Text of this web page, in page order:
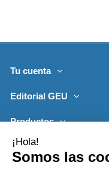
Tu cuenta
Editorial GEU
Productos
Lo más leído